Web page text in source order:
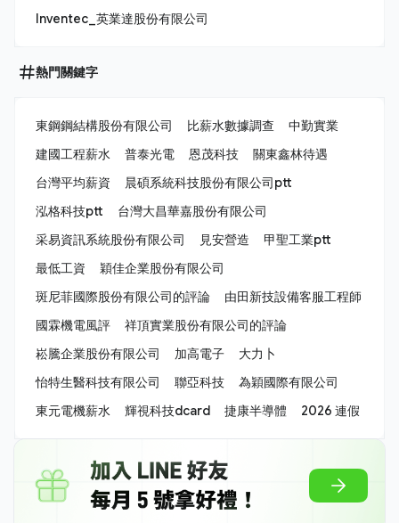
Inventec_英業達股份有限公司
熱門關鍵字
東鋼鋼結構股份有限公司 比薪水數據調查
中勤實業
建國工程薪水
普泰光電 恩茂科技
關東鑫林待遇
台灣平均薪資
晨碩系統科技股份有限公司ptt
泓格科技ptt
台灣大昌華嘉股份有限公司
采易資訊系統股份有限公司
見安營造
甲聖工業ptt
最低工資
穎佳企業股份有限公司
斑尼菲國際股份有限公司的評論
由田新技設備客服工程師
國霖機電風評
祥頂實業股份有限公司的評論
崧騰企業股份有限公司
加高電子
大力卜
怡特生醫科技有限公司
聯亞科技
為穎國際有限公司
東元電機薪水
輝視科技dcard 捷康半導體 2026 連假